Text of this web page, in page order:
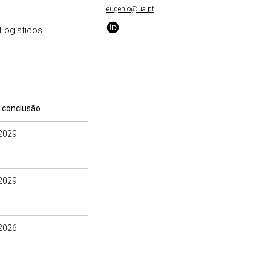
eugenio@ua.pt